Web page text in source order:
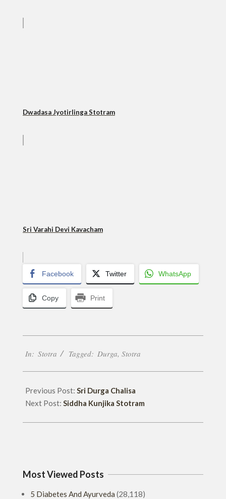
Dwadasa Jyotirlinga Stotram
Sri Varahi Devi Kavacham
Facebook Twitter WhatsApp
Copy Print
07-
In: Stotra Tagged: Durga, Stotra
Previous Post: Sri Durga Chalisa
Next Post: Siddha Kunjika Stotram
Most Viewed Posts
5 Diabetes And Ayurveda (28,118)